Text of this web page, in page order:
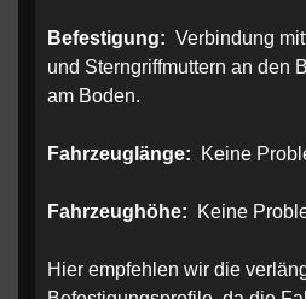
Befestigung: Verbindung
und Sterngriffmuttern an den
am Boden.
Fahrzeuglänge: Keine
Fahrzeughöhe: Keine
Hier empfehlen wir die